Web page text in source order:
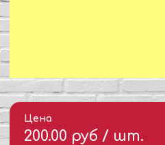
Цена
200.00 руб / шт.